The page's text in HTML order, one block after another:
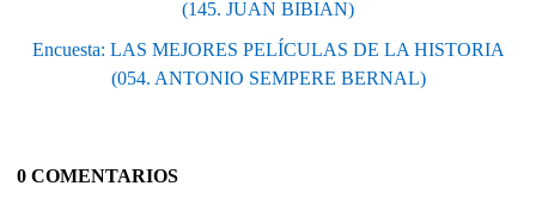
(145. JUAN BIBIAN)
Encuesta: LAS MEJORES PELÍCULAS DE LA HISTORIA
(054. ANTONIO SEMPERE BERNAL)
0 COMENTARIOS